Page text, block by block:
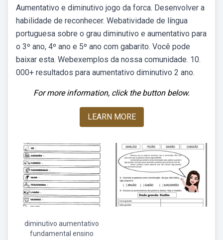
Aumentativo e diminutivo jogo da forca. Desenvolver a
habilidade de reconhecer. Webatividade de língua
portuguesa sobre o grau diminutivo e aumentativo para
o 3º ano, 4º ano e 5º ano com gabarito. Você pode
baixar esta. Webexemplos da nossa comunidade. 10.
000+ resultados para aumentativo diminutivo 2 ano.
For more information, click the button below.
LEARN MORE
diminutivo aumentativo
fundamental ensino